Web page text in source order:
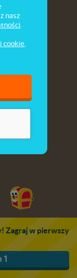
wojska
Zagraj w pierwszy
1
nasz
cookie